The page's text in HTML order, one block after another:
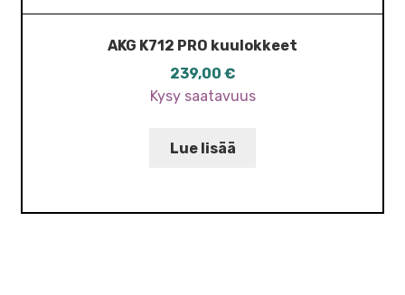
AKG K712 PRO kuulokkeet
239,00 €
Kysy saatavuus
Lue lisää